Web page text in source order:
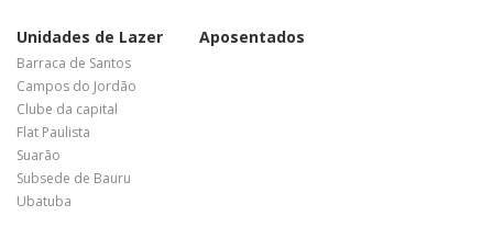
Unidades de Lazer
Barraca de Santos
Campos do Jordão
Clube da capital
Flat Paulista
Suarão
Subsede de Bauru
Ubatuba
Aposentados